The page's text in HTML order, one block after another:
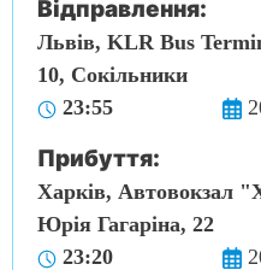
Відправлення:
Львів, KLR Bus
10, Сокільники
23:55
Прибуття:
Харків, Автовокзал
Юрія Гагаріна, 22
23:20